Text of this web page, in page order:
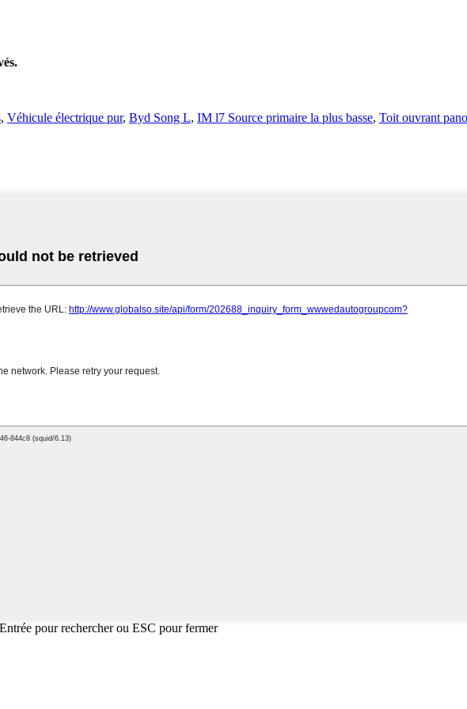
, Véhicule électrique pur, Byd Song L, IM l7 Source primaire la plus basse, Toit ouvrant
pour rechercher ou ESC pour fermer